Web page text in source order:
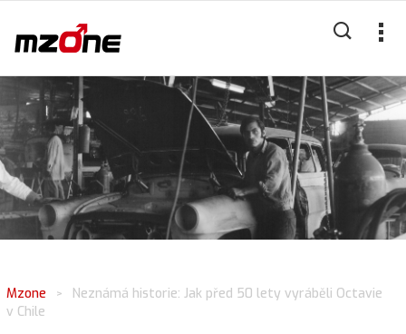
Mzone >
Neznámá historie: Jak před 50 lety vyráběli Octavie
v Chile